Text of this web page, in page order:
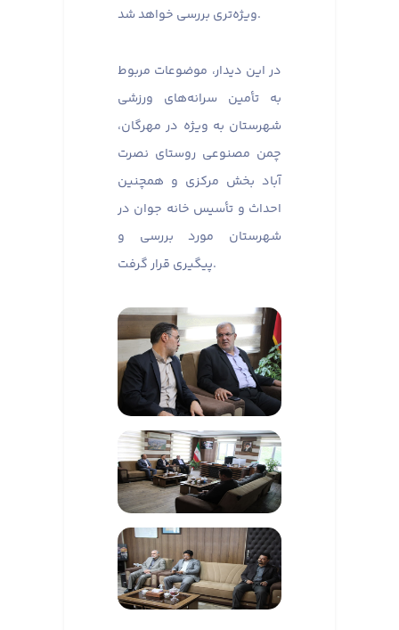
ویژه‌تری بررسی خواهد شد.
در این دیدار، موضوعات مربوط
به تأمین سرانه‌های ورزشی
شهرستان به ویژه در مهرگان،
چمن مصنوعی روستای نصرت
آباد بخش مرکزی و همچنین
احداث و تأسیس خانه جوان در
شهرستان مورد بررسی و
پیگیری قرار گرفت.